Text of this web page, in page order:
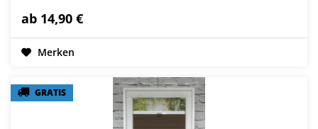
ab 14,90 €
Merken
GRATIS
GRATIS